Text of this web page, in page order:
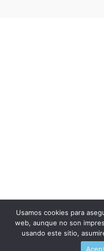
Usamos cookies para
web, aunque no son
usando este sitio,